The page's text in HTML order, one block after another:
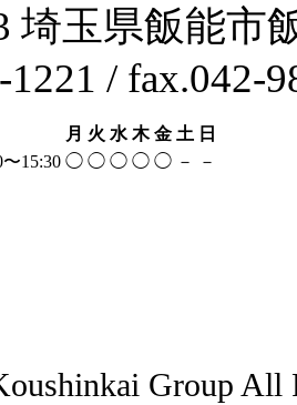
埼玉県飯能市
/ fax.042-
月 火 水 木 金 土 日
〜15:30 ◯ ◯ ◯ ◯ ◯ － －
Group All